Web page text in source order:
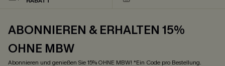
ABONNIEREN & ERHALTEN 15%
OHNE MBW
Abonnieren und genießen Sie 15% OHNE MBW! *Ein Code pro Bestellung.